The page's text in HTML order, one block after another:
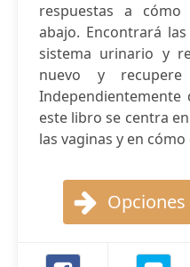
respuestas a
abajo. Encontrará
sistema urinario y
nuevo y
Independientemente
este libro se centra
las vaginas y en cómo